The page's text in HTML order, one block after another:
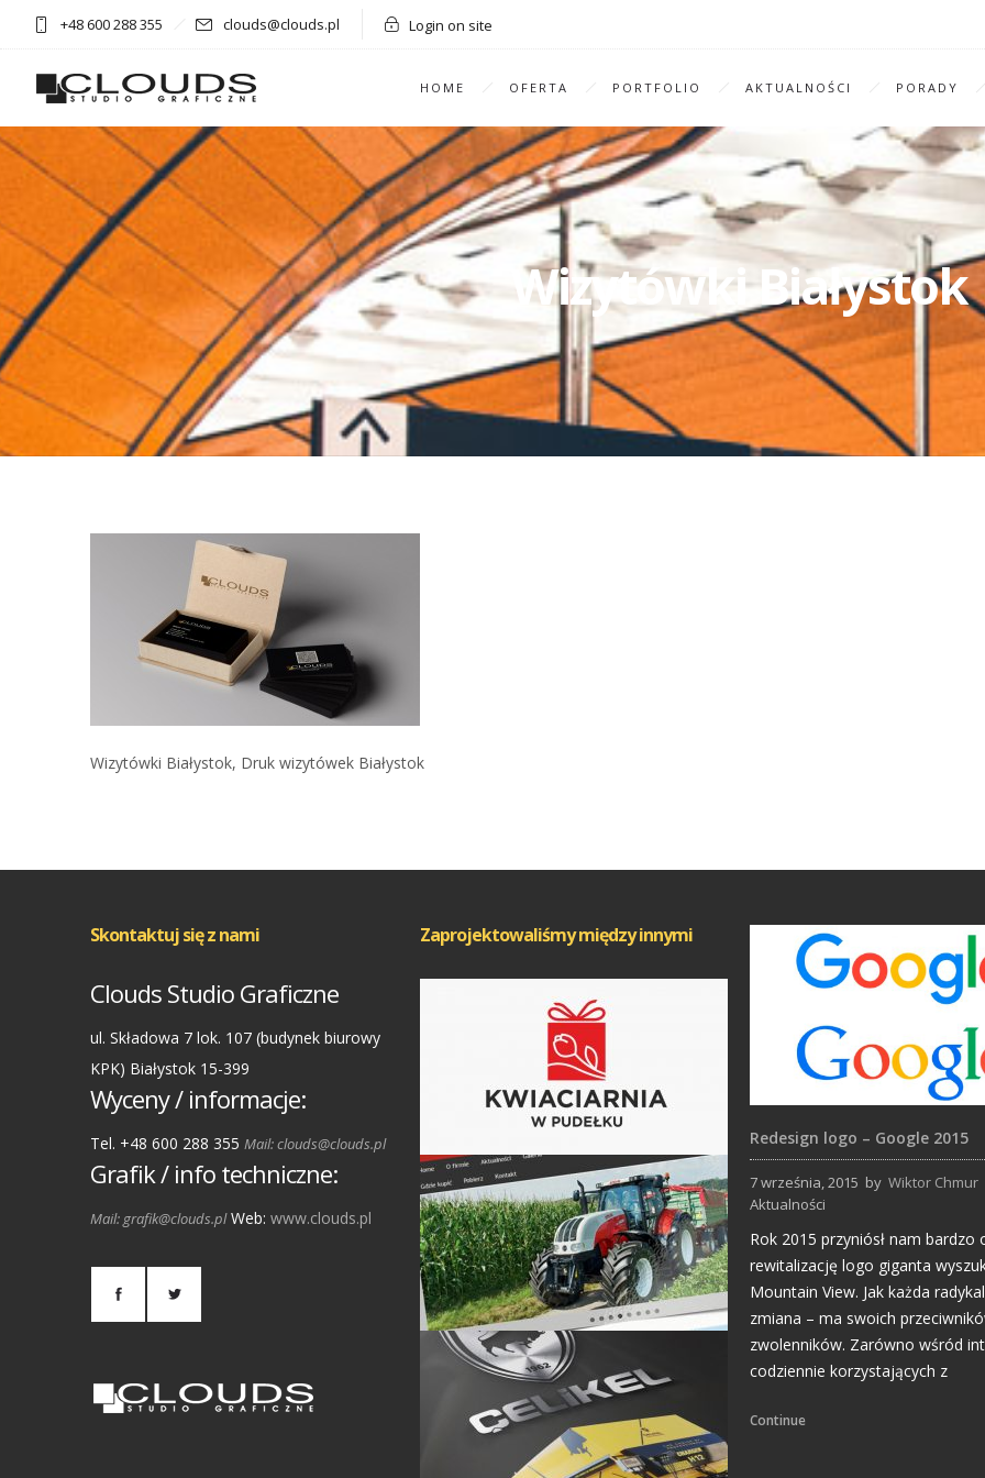
+48 600 288 355 clouds@clouds.pl Login on site
HOME OFERTA PORTFOLIO AKTUALNOŚCI PORADY
Wizytówki Białystok
Wizytówki Białystok, Druk wizytówek Białystok
Skontaktuj się z nami
Clouds Studio Graficzne
ul. Składowa 7 lok. 107 (budynek biurowy
KPK) Białystok 15-399
Wyceny / informacje:
Tel. +48 600 288 355 Mail: clouds@clouds.pl
Grafik / info techniczne:
Mail: grafik@clouds.plWeb: www.clouds.pl
Zaprojektowaliśmy między innymi
Projekty logo
Strony Internetowe
Redesign logo – Google 2015
7 września, 2015 by Wiktor Chmur
Aktualności
Rok 2015 przyniósł nam bardzo
rewitalizację logo giganta
Mountain View. Jak każda
zmiana – ma swoich
zwolenników. Zarówno wśród
codziennie korzystających z
Continue